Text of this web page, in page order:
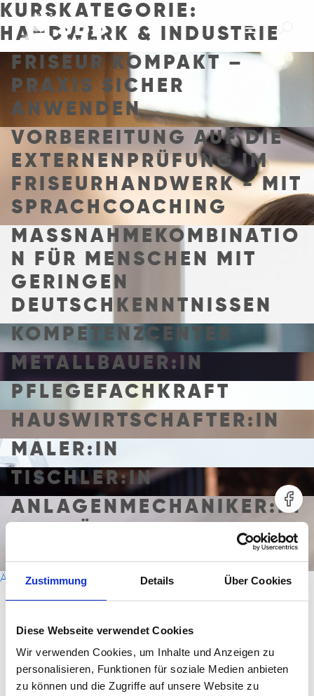
Zustimmung Details Über Cookies
Diese Webseite verwendet Cookies
Wir verwenden Cookies, um Inhalte und Anzeigen zu
personalisieren, Funktionen für soziale Medien anbieten
zu können und die Zugriffe auf unsere Website zu
KURSKATEGORIE:
HANDWERK & INDUSTRIE
FRISEUR KOMPAKT –
PRAXIS SICHER
ANWENDEN
VORBEREITUNG AUF DIE
EXTERNENPRÜFUNG IM
FRISEURHANDWERK - MIT
SPRACHCOACHING
MASSNAHMEKOMBINATION
FÜR MENSCHEN MIT G
ERINGEN D
EUTSCHKENNTNISSEN
KOMPETENZCENTER
METALLBAUER:IN
PFLEGEFACHKRAFT
HAUSWIRTSCHAFTER:IN
MALER:IN
TISCHLER:IN
ANLAGENMECHANIKER:IN
SANITÄR-, HEIZUNGS-
B
E
Ältere Beiträge
SBB KOMPETENZ HAMBURG